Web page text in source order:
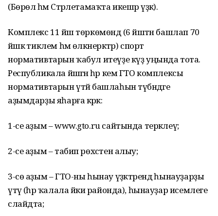
(Бөрөлә һәм Стәрлетамаҡта икешәр үҙәк).
Комплекс 11 йәш төркөмөндә (6 йәштән башлап 70
йәшкә тиклем һәм өлкәнерәктәр) спорт
нормативтарын ҡабул итеүҙе күҙ уңында тота.
Республикала йәшәгән һәр кем ГТО комплексы
нормативтарын үтәй башлаһын түбәндәге
аҙымдарҙы яһарға кәрәк:
1-се аҙым – www.gto.ru сайтында теркәлеү;
2-се аҙым – табип рөхсәтен алыу;
3-сө аҙым – ГТО-ны һынау үҙәктәрендә һынауҙарҙы
үтәү (һәр ҡалала йәки районда), һынауҙар исемлеге
слайдта;